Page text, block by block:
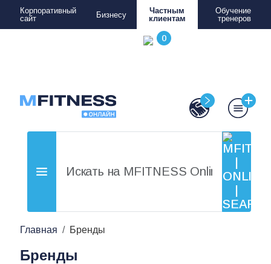
Корпоративный
сайт
Бизнесу
Частным
клиентам
Обучение
тренеров
Главная Бренды
Бренды